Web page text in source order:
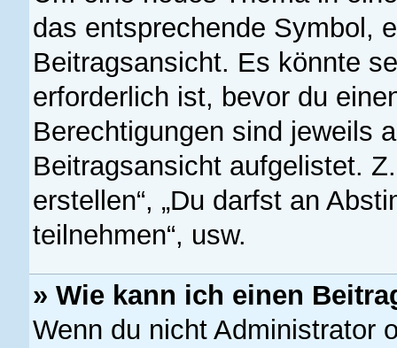
das entsprechende Symbol,
Beitragsansicht. Es könnte
erforderlich ist, bevor du
Berechtigungen sind jeweils
Beitragsansicht aufgelistet.
erstellen“, „Du darfst an
teilnehmen“, usw.
» Wie kann ich einen
Wenn du nicht Administrator